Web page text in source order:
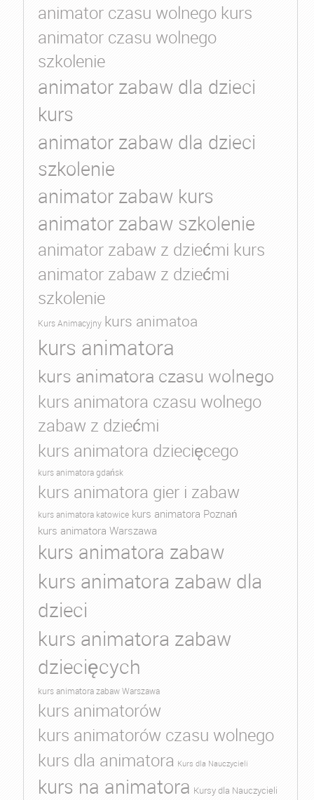
animator czasu wolnego kurs
animator czasu wolnego
szkolenie
animator zabaw dla dzieci
kurs
animator zabaw dla dzieci
szkolenie
animator zabaw kurs
animator zabaw szkolenie
animator zabaw z dziećmi kurs
animator zabaw z dziećmi
szkolenie
Kurs Animacyjny kurs animatoa
kurs animatora
kurs animatora czasu wolnego
kurs animatora czasu wolnego
zabaw z dziećmi
kurs animatora dziecięcego
kurs animatora gdańsk
kurs animatora gier i zabaw
kurs animatora katowice kurs animatora Poznań
kurs animatora Warszawa
kurs animatora zabaw
kurs animatora zabaw dla
dzieci
kurs animatora zabaw
dziecięcych
kurs animatora zabaw Warszawa
kurs animatorów
kurs animatorów czasu wolnego
kurs dla animatora Kurs dla Nauczycieli
kurs na animatora Kursy dla Nauczycieli